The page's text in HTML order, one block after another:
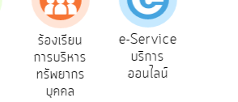
ร้องเรียน
การบริหาร
ทรัพยากร
บุคคล
e-Service
บริการ
ออนไลน์